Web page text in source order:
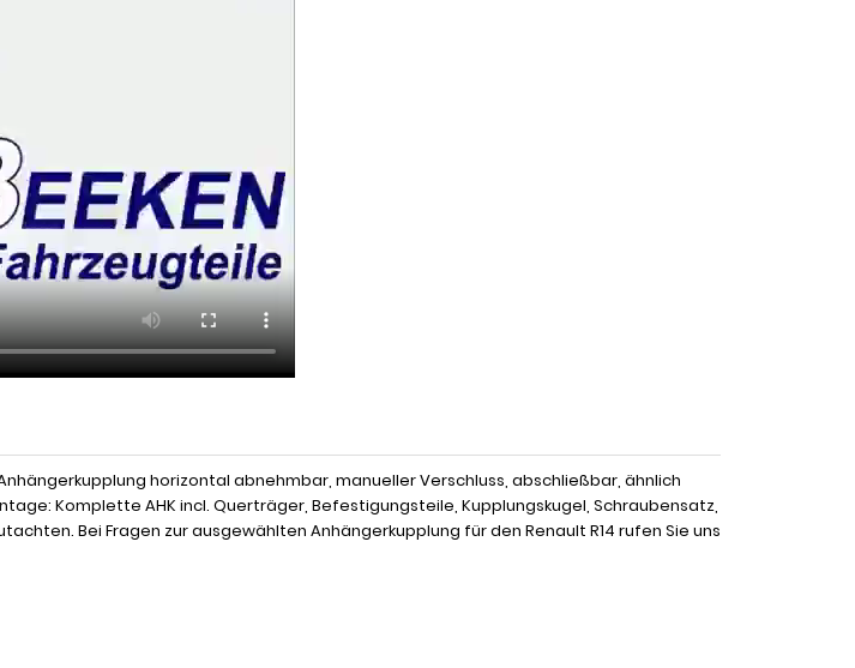
horizontal abnehmbar, manueller Verschluss, abschließbar, ähnlich
Komplette AHK incl. Querträger, Befestigungsteile, Kupplungskugel, Schraubensatz,
Bei Fragen zur ausgewählten Anhängerkupplung für den Renault R14 rufen Sie uns